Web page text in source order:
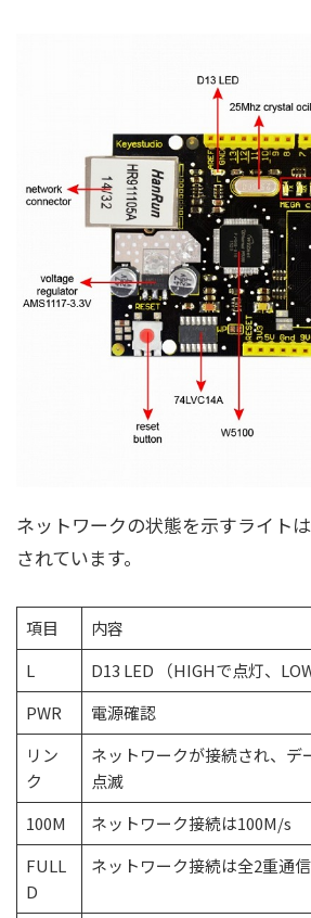
ネットワークの状態を示すライト
されています。
項目
内容
L
D13 LED （HIGHで点灯、
PWR
電源確認
リン
ク
ネットワークが接続され、デ
点滅
100M
ネットワーク接続は100M/s
FULL
D
ネットワーク接続は全2重通信